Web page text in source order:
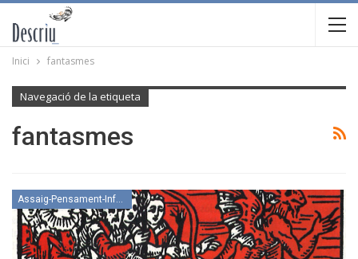
Inici fantasmes
Navegació de la etiqueta
fantasmes
Assaig-Pensament-Informació